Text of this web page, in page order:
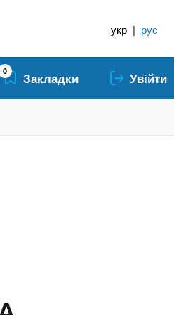
укр | рус
0 Закладки Увійти